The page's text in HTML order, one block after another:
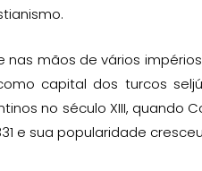
mãos de vários
capital dos turcos
no século XIII, quando
e sua popularidade